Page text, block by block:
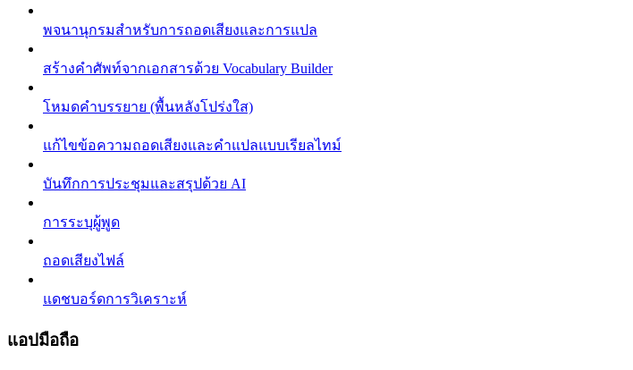
พจนานุกรมสำหรับการถอดเสียงและการแปล
สร้างคำศัพท์จากเอกสารด้วย Vocabulary Builder
โหมดคำบรรยาย (พื้นหลังโปร่งใส)
แก้ไขข้อความถอดเสียงและคำแปลแบบเรียลไทม์
บันทึกการประชุมและสรุปด้วย AI
การระบุผู้พูด
ถอดเสียงไฟล์
แดชบอร์ดการวิเคราะห์
แอปมือถือ